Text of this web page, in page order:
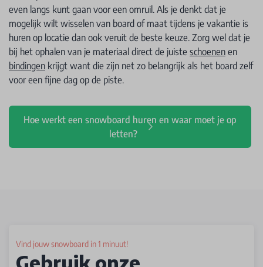
even langs kunt gaan voor een omruil. Als je denkt dat je
mogelijk wilt wisselen van board of maat tijdens je vakantie is
huren op locatie dan ook veruit de beste keuze. Zorg wel dat je
bij het ophalen van je materiaal direct de juiste schoenen en
bindingen krijgt want die zijn net zo belangrijk als het board zelf
voor een fijne dag op de piste.
Hoe werkt een snowboard huren en waar moet je op
letten?
Vind jouw snowboard in 1 minuut!
Gebruik onze